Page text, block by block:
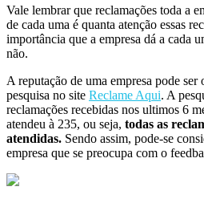
Vale lembrar que reclamações toda a
de cada uma é quanta atenção essas
importância que a empresa dá a cada
não.
A reputação de uma empresa pode ser
pesquisa no site Reclame Aqui. A
reclamações recebidas nos ultimos 6
atendeu à 235, ou seja, todas as
atendidas. Sendo assim, pode-se
empresa que se preocupa com o